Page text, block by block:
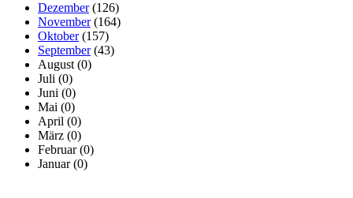
Dezember (126)
November (164)
Oktober (157)
September (43)
August(0)
Juli (0)
Juni (0)
Mai (0)
April (0)
März (0)
Februar(0)
Januar(0)